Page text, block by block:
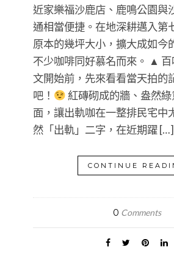
近家樂福沙鹿店、鹿鳴公園與
通相當便捷。在地深耕邁入第
原本的幾坪大小，擴大成如今
不少咖啡同好慕名而來。 ▲
文開始前，先來看看當天拍的
吧！
紅磚砌成的牆、盎然
面，讓出軌咖在一整排民宅中
然「出軌」二字，在近期躍
CONTINUE
0 Comments